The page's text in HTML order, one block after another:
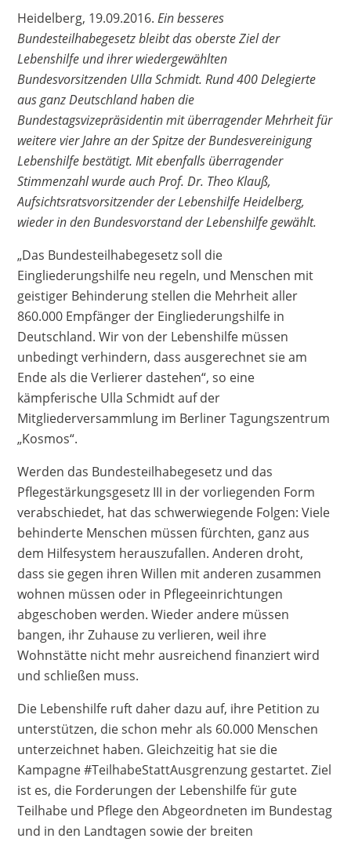
Heidelberg, 19.09.2016.Ein besseres
Bundesteilhabegesetz bleibt das oberste Ziel der
Lebenshilfe und ihrer wiedergewählten
Bundesvorsitzenden Ulla Schmidt. Rund 400 Delegierte
aus ganz Deutschland haben die
Bundestagsvizepräsidentin mit überragender Mehrheit für
weitere vier Jahre an der Spitze der Bundesvereinigung
Lebenshilfe bestätigt. Mit ebenfalls überragender
Stimmenzahl wurde auch Prof. Dr. Theo Klauß,
Aufsichtsratsvorsitzender der Lebenshilfe Heidelberg,
wieder in den Bundesvorstand der Lebenshilfe gewählt.
„Das Bundesteilhabegesetz soll die
Eingliederungshilfe neu regeln, und Menschen mit
geistiger Behinderung stellen die Mehrheit aller
860.000 Empfänger der Eingliederungshilfe in
Deutschland. Wir von der Lebenshilfe müssen
unbedingt verhindern, dass ausgerechnet sie am
Ende als die Verlierer dastehen“, so eine
kämpferische Ulla Schmidt auf der
Mitgliederversammlung im Berliner Tagungszentrum
„Kosmos“.
Werden das Bundesteilhabegesetz und das
Pflegestärkungsgesetz III in der vorliegenden Form
verabschiedet, hat das schwerwiegende Folgen: Viele
behinderte Menschen müssen fürchten, ganz aus
dem Hilfesystem herauszufallen. Anderen droht,
dass sie gegen ihren Willen mit anderen zusammen
wohnen müssen oder in Pflegeeinrichtungen
abgeschoben werden. Wieder andere müssen
bangen, ihr Zuhause zu verlieren, weil ihre
Wohnstätte nicht mehr ausreichend finanziert wird
und schließen muss.
Die Lebenshilfe ruft daher dazu auf, ihre Petition zu
unterstützen, die schon mehr als 60.000 Menschen
unterzeichnet haben. Gleichzeitig hat sie die
Kampagne #TeilhabeStattAusgrenzung gestartet. Ziel
ist es, die Forderungen der Lebenshilfe für gute
Teilhabe und Pflege den Abgeordneten im Bundestag
und in den Landtagen sowie der breiten